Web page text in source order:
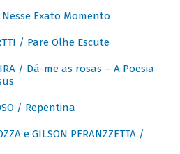
Nesse Exato Momento
/ Pare Olhe Escute
/ Dá-me as rosas – A Poesia
/ Repentina
e GILSON PERANZZETTA /